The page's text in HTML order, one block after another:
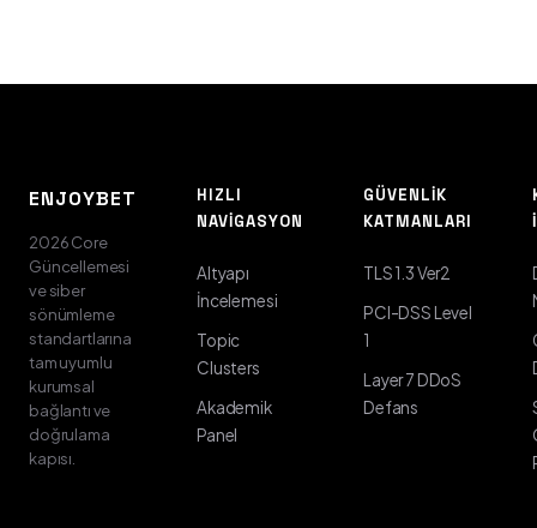
ENJOYBET
2026 Core
Güncellemesi
ve siber
sönümleme
standartlarına
tam uyumlu
kurumsal
bağlantı ve
doğrulama
kapısı.
HIZLI
NAVIGASYON
Altyapı
İncelemesi
Topic
Clusters
Akademik
Panel
GÜVENLIK
KATMANLARI
TLS 1.3 Ver2
PCI-DSS Level
1
Layer 7 DDoS
Defans